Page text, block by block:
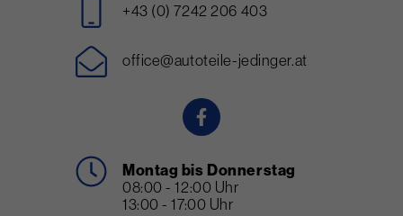
+43 (0) 7242 206 403
office@autoteile-jedinger.at
Montag bis Donnerstag
08:00 - 12:00 Uhr
13:00 - 17:00 Uhr